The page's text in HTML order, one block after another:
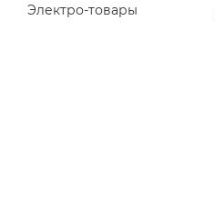
Электро-товары